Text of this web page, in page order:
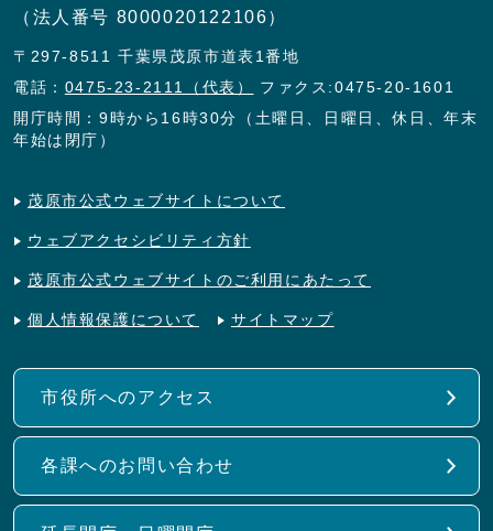
（法人番号 8000020122106）
〒297-8511 千葉県茂原市道表1番地
電話： 0475-23-2111（代表）
ファクス:0475-20-1601
開庁時間：9時から16時30分（土曜日、日曜日、休日、年末
年始は閉庁）
茂原市公式ウェブサイトについて
ウェブアクセシビリティ方針
茂原市公式ウェブサイトのご利用にあたって
個人情報保護について サイトマップ
市役所へのアクセス
各課へのお問い合わせ